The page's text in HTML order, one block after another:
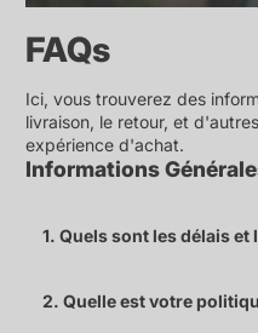
FAQs
Ici, vous trouverez des
livraison, le retour, et
expérience d'achat.
Informations
1. Quels sont les délais
2. Quelle est votre